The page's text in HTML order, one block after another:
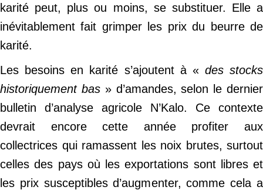
karité peut, plus ou moins, se substituer. Elle a
inévitablement fait grimper les prix du beurre de
karité.
Les besoins en karité s’ajoutent à «des stocks
historiquement bas» d’amandes, selon le dernier
bulletin d’analyse agricole N’Kalo. Ce contexte
devrait encore cette année profiter aux
collectrices qui ramassent les noix brutes, surtout
celles des pays où les exportations sont libres et
les prix susceptibles d’augmenter, comme cela a